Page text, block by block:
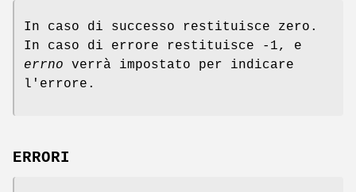
In caso di successo restituisce zero.
In caso di errore restituisce -1, e
errno verrà impostato per indicare
l'errore.
ERRORI